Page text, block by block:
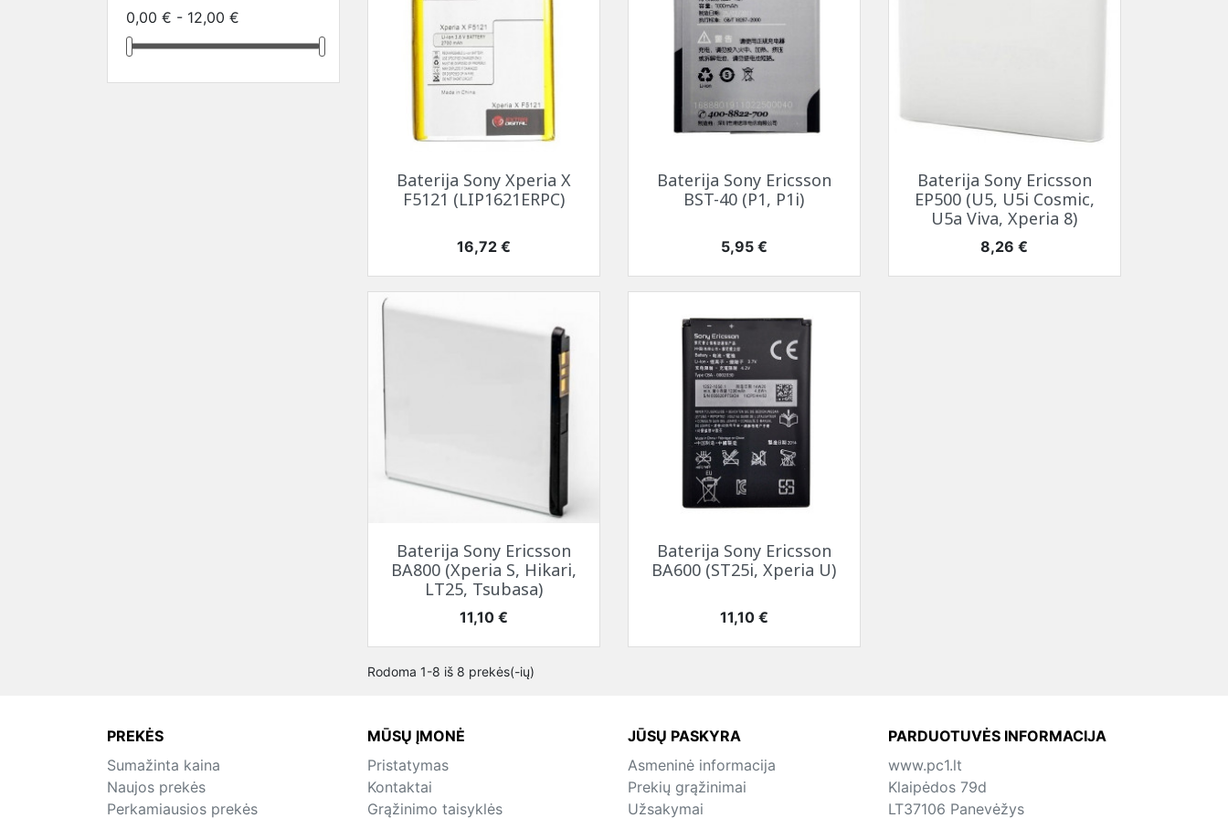
0,00 € - 12,00 €
Greita peržiūra
Baterija Sony Xperia X
F5121 (LIP1621ERPC)
Kaina
16,72 €
Greita peržiūra
Baterija Sony Ericsson
BST-40 (P1, P1i)
Kaina
5,95 €
Greita peržiūra
Baterija Sony Ericsson
EP500 (U5, U5i Cosmic,
U5a Viva, Xperia 8)
Kaina
8,26 €
Greita peržiūra
Baterija Sony Ericsson
BA800 (Xperia S, Hikari,
LT25, Tsubasa)
Kaina
11,10 €
Greita peržiūra
Baterija Sony Ericsson
BA600 (ST25i, Xperia U)
Kaina
11,10 €
Rodoma 1-8 iš 8 prekės(-ių)
PREKĖS
Sumažinta kaina
Naujos prekės
Perkamiausios prekės
MŪSŲ ĮMONĖ
Pristatymas
Kontaktai
Grąžinimo taisyklės
JŪSŲ PASKYRA
Asmeninė informacija
Prekių grąžinimai
Užsakymai
PARDUOTUVĖS INFORMACIJA
www.pc1.lt
Klaipėdos 79d
LT37106 Panevėžys